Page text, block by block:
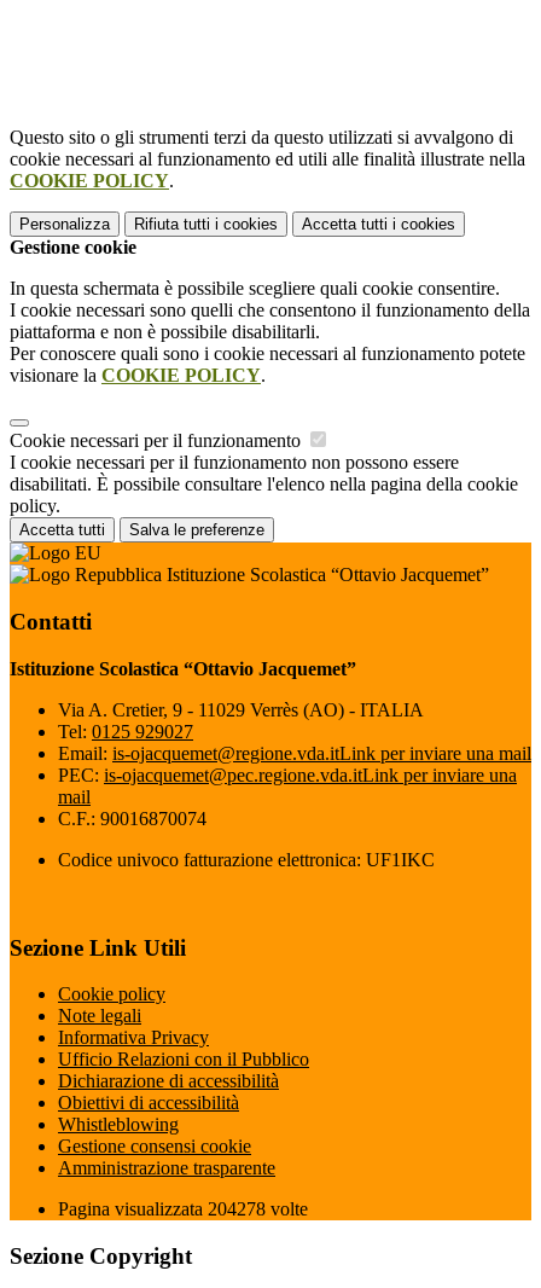
Questo sito o gli strumenti terzi da questo utilizzati si avvalgono di
cookie necessari al funzionamento ed utili alle finalità illustrate nella
COOKIE POLICY.
Personalizza Rifiuta tutti i cookies Accetta tutti i cookies
Gestione cookie
In questa schermata è possibile scegliere quali cookie consentire.
I cookie necessari sono quelli che consentono il funzionamento della
piattaforma e non è possibile disabilitarli.
Per conoscere quali sono i cookie necessari al funzionamento potete
visionare la COOKIE POLICY.
Cookie necessari per il funzionamento
I cookie necessari per il funzionamento non possono essere
disabilitati. È possibile consultare l'elenco nella pagina della cookie
policy.
Accetta tutti Salva le preferenze
Istituzione Scolastica “Ottavio Jacquemet”
Contatti
Istituzione Scolastica “Ottavio Jacquemet”
Via A. Cretier, 9 - 11029 Verrès (AO) - ITALIA
Tel: 0125 929027
Email: is-ojacquemet@regione.vda.itLink per inviare una mail
PEC: is-ojacquemet@pec.regione.vda.itLink per inviare una
mail
C.F.: 90016870074
Codice univoco fatturazione elettronica: UF1IKC
Sezione Link Utili
Cookie policy
Note legali
Informativa Privacy
Ufficio Relazioni con il Pubblico
Dichiarazione di accessibilità
Obiettivi di accessibilità
Whistleblowing
Gestione consensi cookie
Amministrazione trasparente
Pagina visualizzata 204278 volte
Sezione Copyright